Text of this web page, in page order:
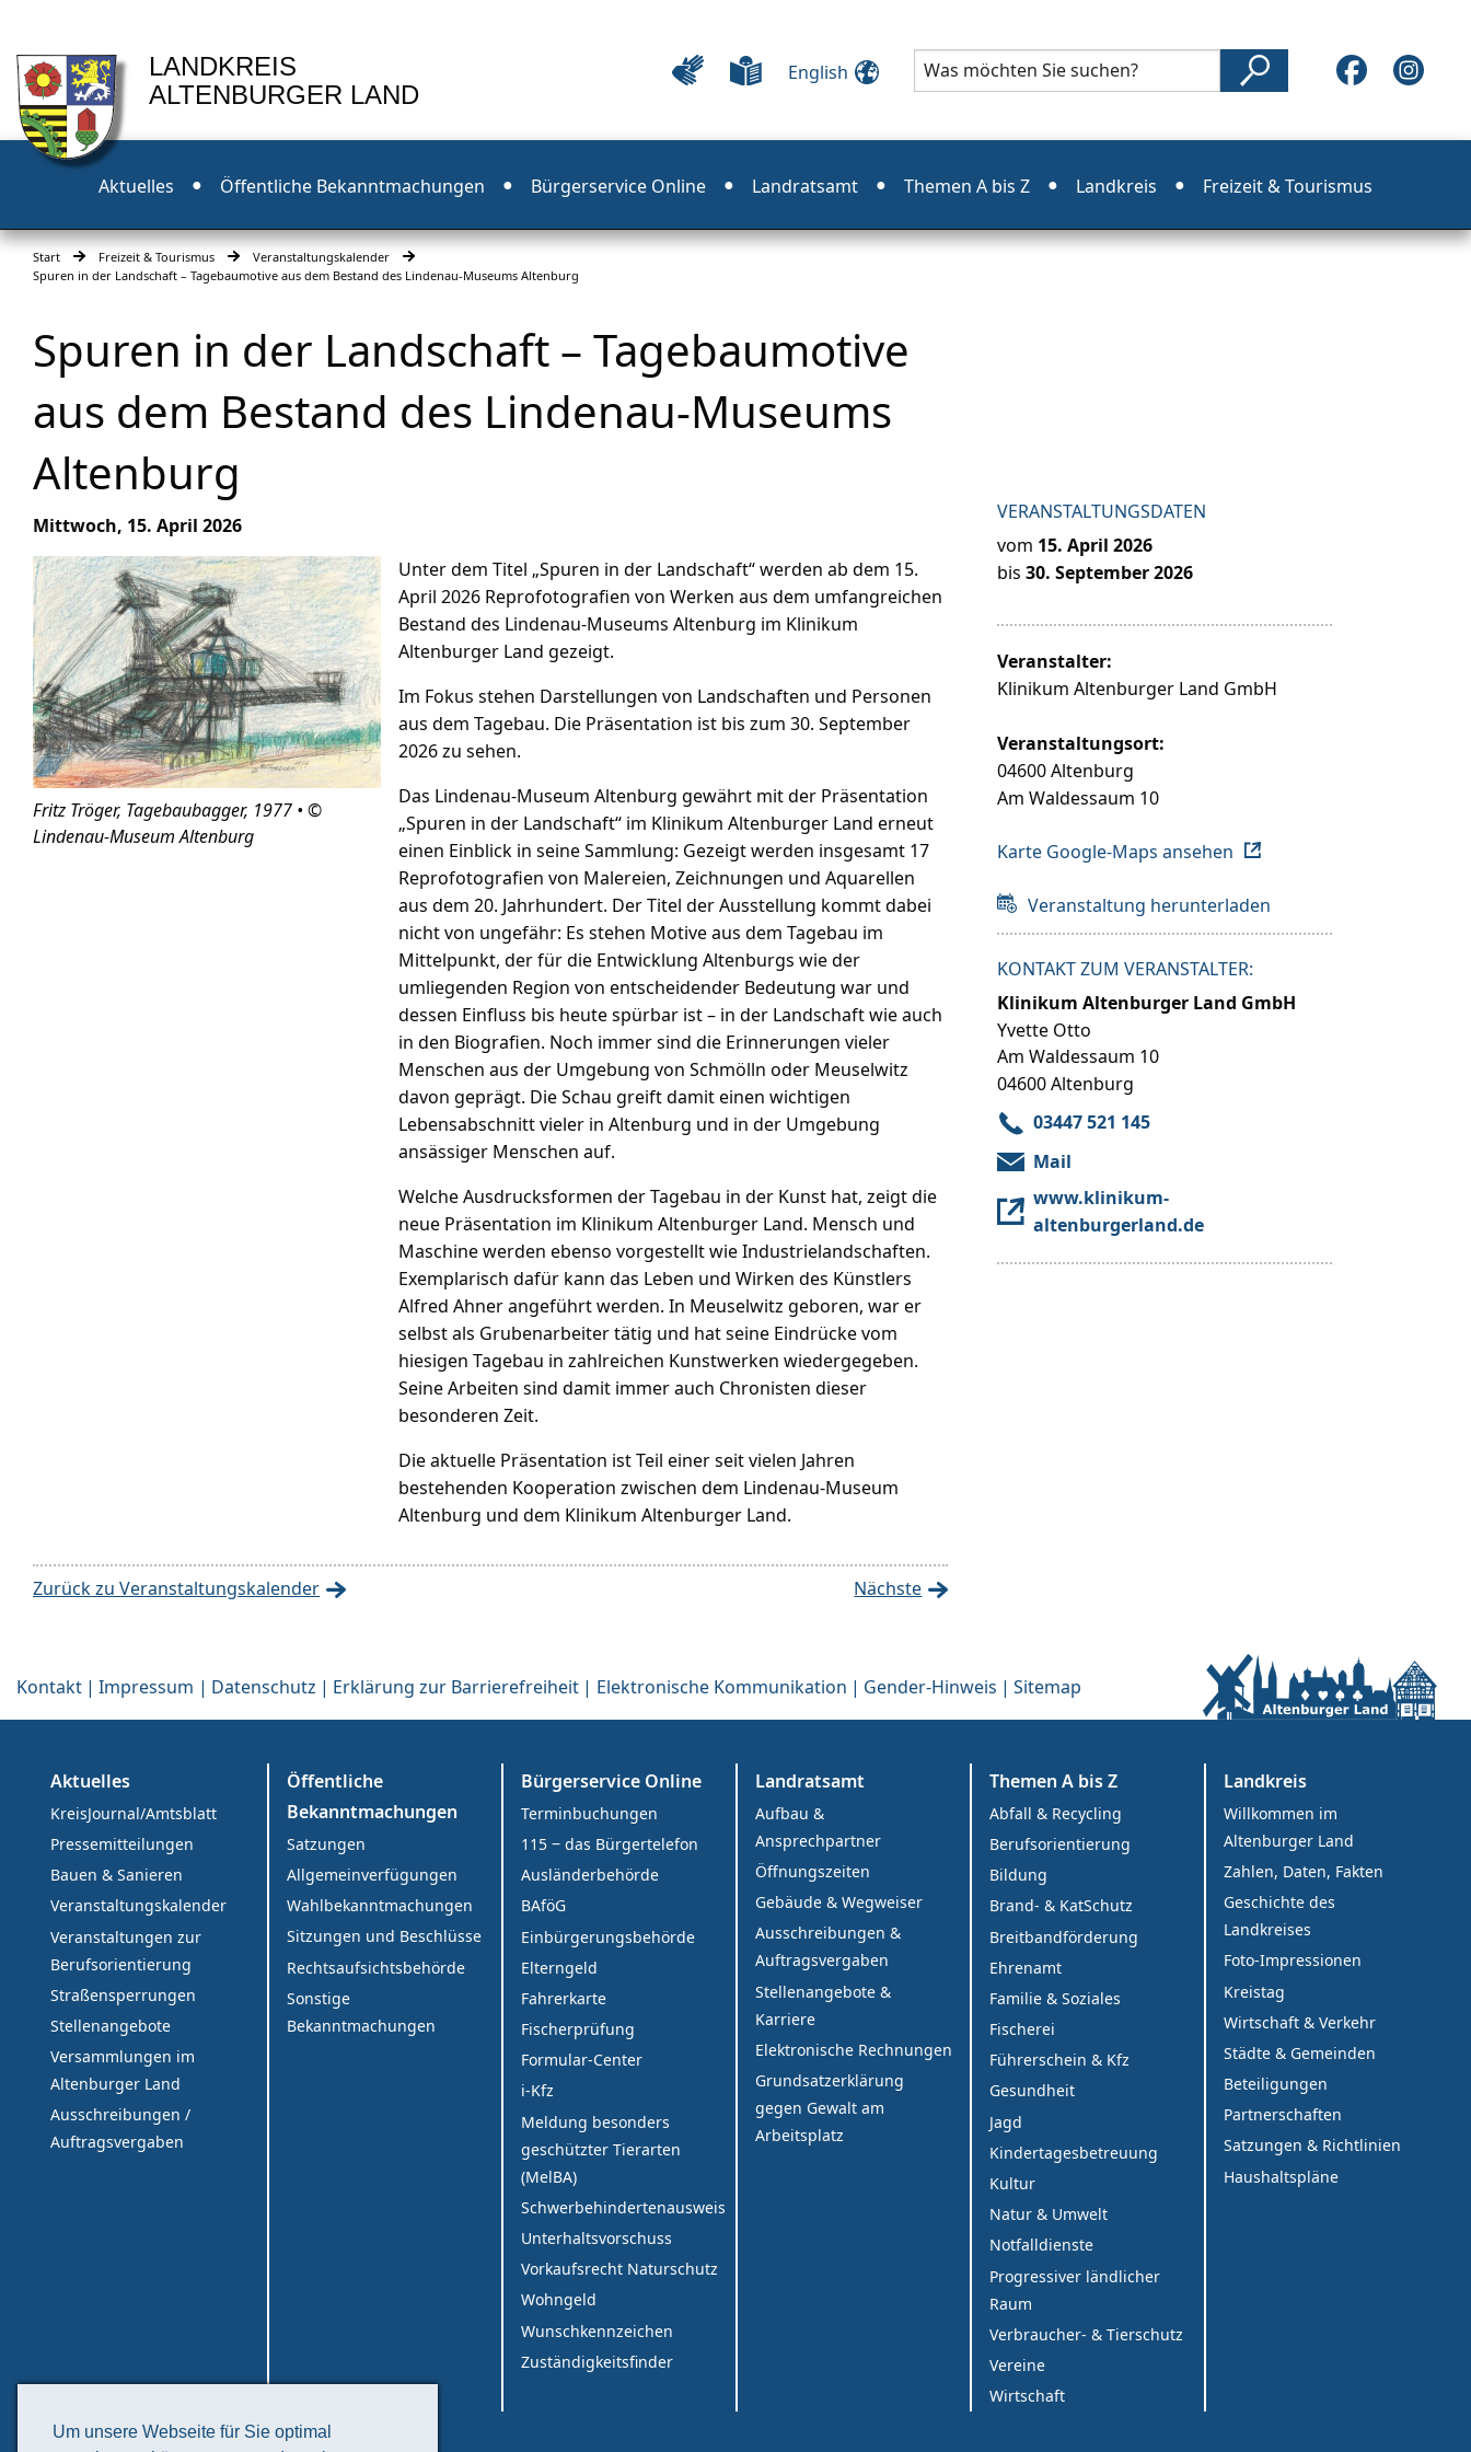
Um unsere Webseite für Sie optimal
LANDKREIS
ALTENBURGER LAND
English
Aktuelles Öffentliche Bekanntmachungen Bürgerservice Online Landratsamt Themen A bis Z Landkreis Freizeit & Tourismus
Start Freizeit & Tourismus
Veranstaltungskalender
Spuren in der Landschaft – Tagebaumotive aus dem Bestand des Lindenau-Museums Altenburg
Spuren in der Landschaft – Tagebaumotive
aus dem Bestand des Lindenau-Museums
Altenburg
Mittwoch, 15. April 2026
Fritz Tröger, Tagebaubagger, 1977 • ©
Lindenau-Museum Altenburg
Unter dem Titel „Spuren in der Landschaft“ werden ab dem 15.
April 2026 Reprofotografien von Werken aus dem umfangreichen
Bestand des Lindenau-Museums Altenburg im Klinikum
Altenburger Land gezeigt.
Im Fokus stehen Darstellungen von Landschaften und Personen
aus dem Tagebau. Die Präsentation ist bis zum 30. September
2026 zu sehen.
Das Lindenau-Museum Altenburg gewährt mit der Präsentation
„Spuren in der Landschaft“ im Klinikum Altenburger Land erneut
einen Einblick in seine Sammlung: Gezeigt werden insgesamt 17
Reprofotografien von Malereien, Zeichnungen und Aquarellen
aus dem 20. Jahrhundert. Der Titel der Ausstellung kommt dabei
nicht von ungefähr: Es stehen Motive aus dem Tagebau im
Mittelpunkt, der für die Entwicklung Altenburgs wie der
umliegenden Region von entscheidender Bedeutung war und
dessen Einfluss bis heute spürbar ist – in der Landschaft wie auch
in den Biografien. Noch immer sind die Erinnerungen vieler
Menschen aus der Umgebung von Schmölln oder Meuselwitz
davon geprägt. Die Schau greift damit einen wichtigen
Lebensabschnitt vieler in Altenburg und in der Umgebung
ansässiger Menschen auf.
Welche Ausdrucksformen der Tagebau in der Kunst hat, zeigt die
neue Präsentation im Klinikum Altenburger Land. Mensch und
Maschine werden ebenso vorgestellt wie Industrielandschaften.
Exemplarisch dafür kann das Leben und Wirken des Künstlers
Alfred Ahner angeführt werden. In Meuselwitz geboren, war er
selbst als Grubenarbeiter tätig und hat seine Eindrücke vom
hiesigen Tagebau in zahlreichen Kunstwerken wiedergegeben.
Seine Arbeiten sind damit immer auch Chronisten dieser
besonderen Zeit.
Die aktuelle Präsentation ist Teil einer seit vielen Jahren
bestehenden Kooperation zwischen dem Lindenau-Museum
Altenburg und dem Klinikum Altenburger Land.
Zurück zu Veranstaltungskalender Nächste
VERANSTALTUNGSDATEN
vom 15. April 2026
bis 30. September 2026
Veranstalter:
Klinikum Altenburger Land GmbH
Veranstaltungsort:
04600 Altenburg
Am Waldessaum 10
Karte Google-Maps ansehen
Veranstaltung herunterladen
KONTAKT ZUM VERANSTALTER:
Klinikum Altenburger Land GmbH
Yvette Otto
Am Waldessaum 10
04600 Altenburg
03447 521 145
Mail
www.klinikum-
altenburgerland.de
Kontakt Impressum Datenschutz Erklärung zur Barrierefreiheit Elektronische Kommunikation Gender-Hinweis Sitemap
Aktuelles
KreisJournal/Amtsblatt
Pressemitteilungen
Bauen & Sanieren
Veranstaltungskalender
Veranstaltungen zur
Berufsorientierung
Straßensperrungen
Stellenangebote
Versammlungen im
Altenburger Land
Ausschreibungen /
Auftragsvergaben
Öffentliche
Bekanntmachungen
Satzungen
Allgemeinverfügungen
Wahlbekanntmachungen
Sitzungen und Beschlüsse
Rechtsaufsichtsbehörde
Sonstige
Bekanntmachungen
Bürgerservice Online
Terminbuchungen
115 ‒ das Bürgertelefon
Ausländerbehörde
BAföG
Einbürgerungsbehörde
Elterngeld
Fahrerkarte
Fischerprüfung
Formular-Center
i-Kfz
Meldung besonders
geschützter Tierarten
(MelBA)
Schwerbehindertenausweis
Unterhaltsvorschuss
Vorkaufsrecht Naturschutz
Wohngeld
Wunschkennzeichen
Zuständigkeitsfinder
Landratsamt
Aufbau &
Ansprechpartner
Öffnungszeiten
Gebäude & Wegweiser
Ausschreibungen &
Auftragsvergaben
Stellenangebote &
Karriere
Elektronische Rechnungen
Grundsatzerklärung
gegen Gewalt am
Arbeitsplatz
Themen A bis Z
Abfall & Recycling
Berufsorientierung
Bildung
Brand- & KatSchutz
Breitbandförderung
Ehrenamt
Familie & Soziales
Fischerei
Führerschein & Kfz
Gesundheit
Jagd
Kindertagesbetreuung
Kultur
Natur & Umwelt
Notfalldienste
Progressiver ländlicher
Raum
Verbraucher- & Tierschutz
Vereine
Wirtschaft
Landkreis
Willkommen im
Altenburger Land
Zahlen, Daten, Fakten
Geschichte des
Landkreises
Foto-Impressionen
Kreistag
Wirtschaft & Verkehr
Städte & Gemeinden
Beteiligungen
Partnerschaften
Satzungen & Richtlinien
Haushaltspläne
Freizeit & Tourismus